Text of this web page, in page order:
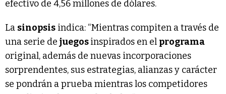
efectivo de 4,56 millones de dólares.
La sinopsis indica: “Mientras compiten a través de
una serie de juegosinspirados en el programa
original, además de nuevas incorporaciones
sorprendentes, sus estrategias, alianzas y carácter
se pondrán a prueba mientras los competidores